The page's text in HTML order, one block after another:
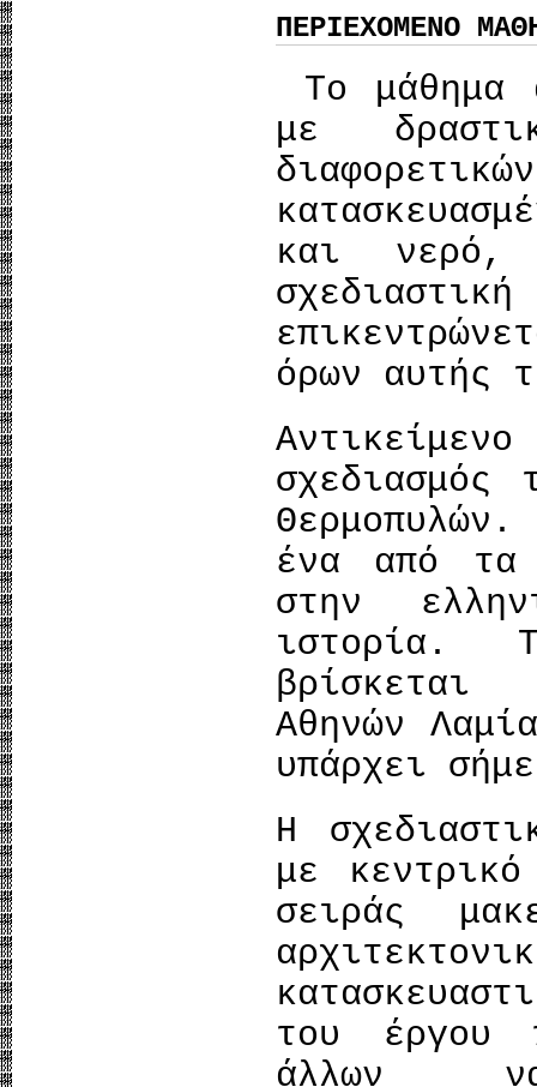
ΠΕΡΙΕΧΟΜΕΝΟ
Το μάθημα
με
και
όρων αυτής
σχεδιασμός
ένα από τα
στην
ιστορία.
Αθηνών
υπάρχει
Η
με
σειράς
του έργου
άλλων